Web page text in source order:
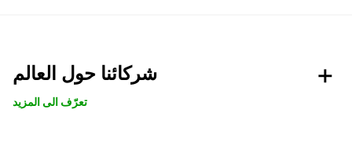
شركائنا حول العالم
تعرّف الى المزيد